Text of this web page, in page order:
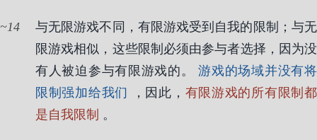
14
与无限游戏不同，有限游戏受到自我的限制；与无
限游戏相似，这些限制必须由参与者选择，因为没
有人被迫参与有限游戏的。游戏的场域并没有将
限制强加给我们
，因此， 有限游戏的所有限制都
是自我限制 。